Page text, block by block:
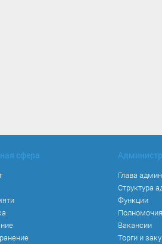
сфера
Глава
Структура
Функции
Полномочия
Вакансии
Торги и